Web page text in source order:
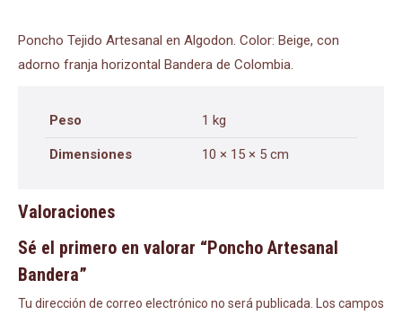
Poncho Tejido Artesanal en Algodon. Color: Beige, con
adorno franja horizontal Bandera de Colombia.
Peso 1 kg
Dimensiones 10 × 15 × 5 cm
Valoraciones
Sé el primero en valorar “Poncho Artesanal
Bandera”
Tu dirección de correo electrónico no será publicada.
Los campos